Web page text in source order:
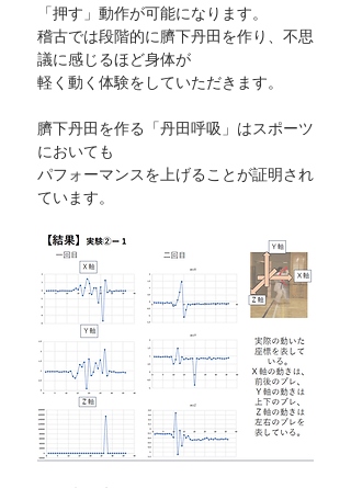
「押す」動作が可能になります。
稽古では段階的に臍下丹田を作り、不思
議に感じるほど身体が
軽く動く体験をしていただきます。
臍下丹田を作る「丹田呼吸」はスポーツ
においても
パフォーマンスを上げることが証明され
ています。